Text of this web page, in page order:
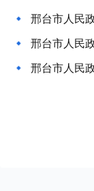
邢台市人民
邢台市人民